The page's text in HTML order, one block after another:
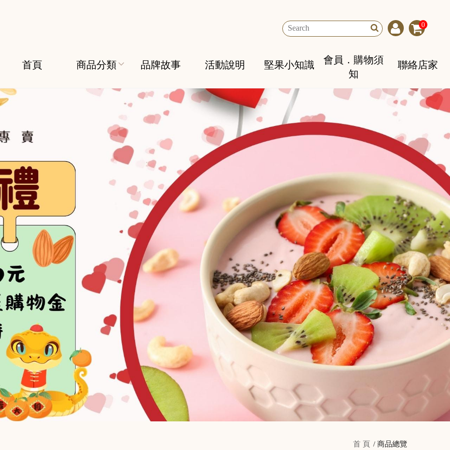
0
首頁 商品分類 品牌故事 活動說明 堅果小知識
會員．購物須
知
聯絡店家
首 頁 商品總覽